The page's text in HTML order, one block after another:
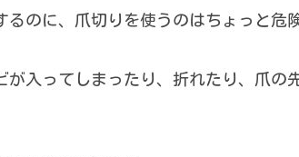
のに、爪切りを使うのはちょっと危
入ってしまったり、折れたり、爪の